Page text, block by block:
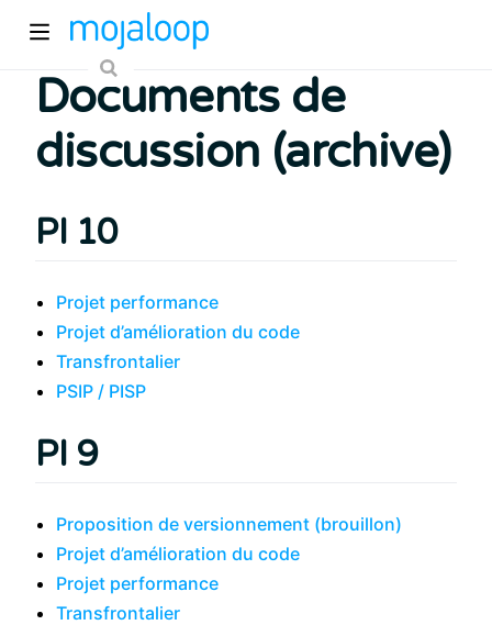
Documents de
discussion (archive)
PI 10
Projet performance
Projet d’amélioration du code
Transfrontalier
PSIP / PISP
PI 9
Proposition de versionnement (brouillon)
Projet d’amélioration du code
Projet performance
Transfrontalier